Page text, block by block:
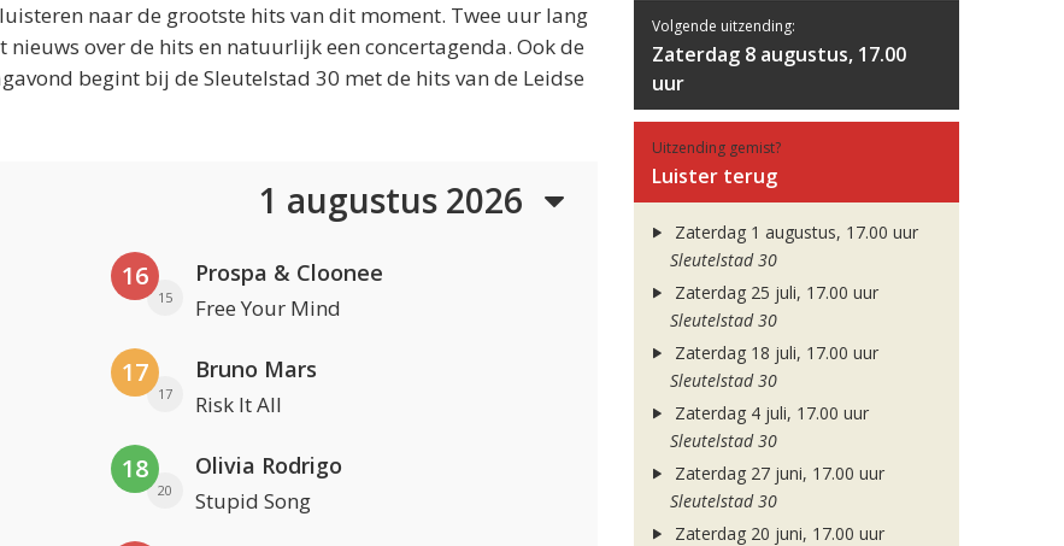
naar de grootste hits van dit moment. Twee uur lang
over de hits en natuurlijk een concertagenda. Ook de
begint bij de Sleutelstad 30 met de hits van de Leidse
1 augustus 2026
16
15
Prospa & Cloonee
Free Your Mind
17
17
Bruno Mars
Risk It All
18
20
Olivia Rodrigo
Stupid Song
Volgende uitzending:
Zaterdag 8 augustus, 17.00
uur
Uitzending gemist?
Luister terug
Zaterdag 1 augustus, 17.00 uur
Sleutelstad 30
Zaterdag 25 juli, 17.00 uur
Sleutelstad 30
Zaterdag 18 juli, 17.00 uur
Sleutelstad 30
Zaterdag 4 juli, 17.00 uur
Sleutelstad 30
Zaterdag 27 juni, 17.00 uur
Sleutelstad 30
Zaterdag 20 juni, 17.00 uur